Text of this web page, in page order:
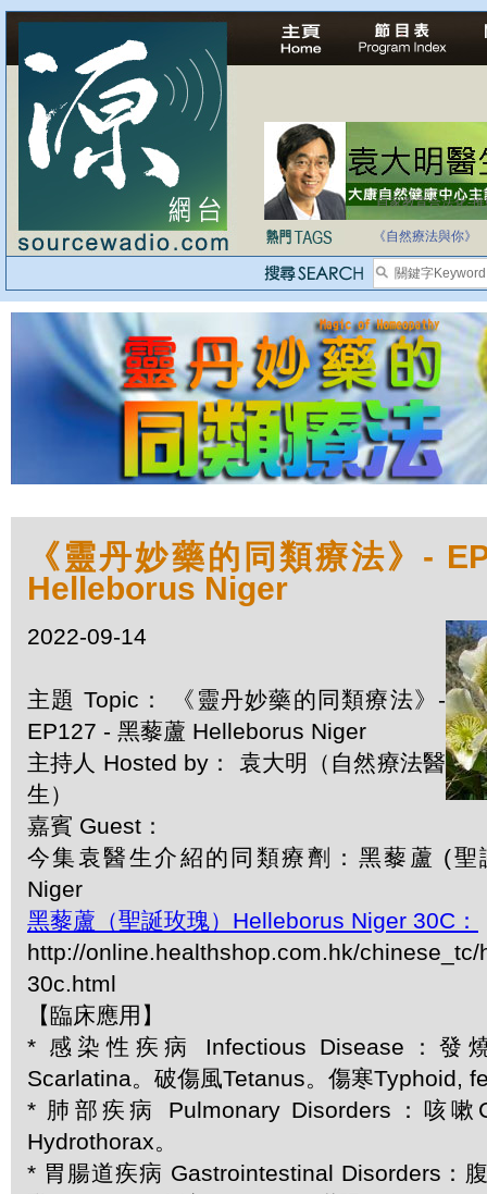
自家教育合法化-
《自然療法與你》
《靈丹妙藥的同類療法》-
Helleborus Niger
2022-09-14
主題 Topic： 《靈丹妙藥的同類療法》-
EP127 - 黑藜蘆 Helleborus Niger
主持人 Hosted by： 袁大明（自然療法醫
生）
嘉賓 Guest：
今集袁醫生介紹的同類療劑：黑藜蘆 (聖
Niger
黑藜蘆（聖誕玫瑰）Helleborus Niger 30C：
http://online.healthshop.com.hk/
30c.html
【臨床應用】
* 感染性疾病 Infectious Disease：發
Scarlatina。破傷風Tetanus。傷寒Typhoid,
* 肺部疾病 Pulmonary Disorders：咳嗽
Hydrothorax。
* 胃腸道疾病 Gastrointestinal Disorders：